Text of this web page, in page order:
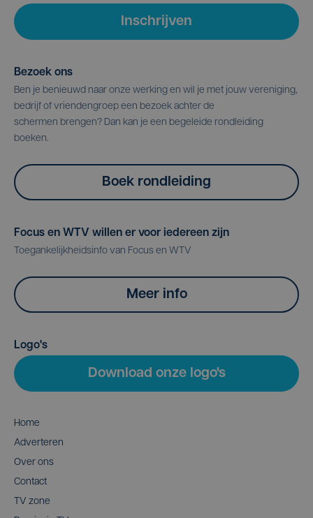
Inschrijven
Bezoek ons
Ben je benieuwd naar onze werking en wil je met jouw vereniging,
bedrijf of vriendengroep een bezoek achter de
schermen brengen? Dan kan je een begeleide rondleiding
boeken.
Boek rondleiding
Focus en WTV willen er voor iedereen zijn
Toegankelijkheidsinfo van Focus en WTV
Meer info
Logo's
Download onze logo's
Home
Adverteren
Over ons
Contact
TV zone